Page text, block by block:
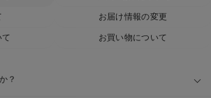
お届け情報の変更
お買い物について
？